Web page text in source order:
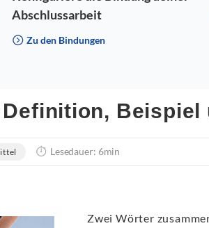
Abschlussarbeit
Zu den Bindungen
Beispiel
Lesedauer: 6min
Zwei Wörter